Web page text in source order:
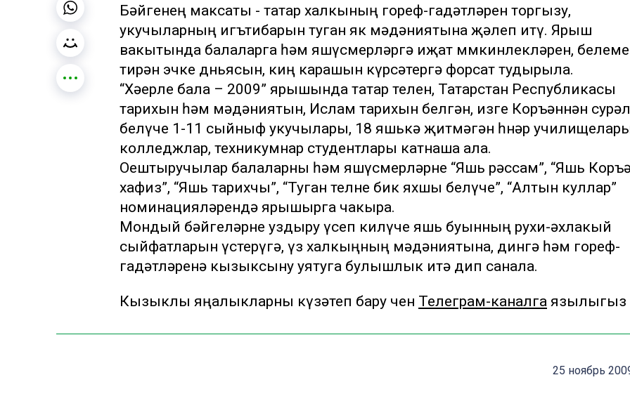
Бәйгенең максаты - татар халкының гореф-гадәтләрен торгызу,
укучыларның игътибарын туган як мәдәниятына җәлеп итү. Ярыш
вакытында балаларга һәм яшүсмерләргә иҗат мөмкинлекләрен,
тирән эчке дөньясын, киң карашын күрсәтергә форсат тудырыла.
“Хәерле бала – 2009” ярышында татар телен, Татарстан Республикасы
тарихын һәм мәдәниятын, Ислам тарихын белгән, изге Коръәннән
белүче 1-11 сыйныф укучылары, 18 яшькә җитмәгән һөнәр
колледжлар, техникумнар студентлары катнаша ала.
Оештыручылар балаларны һәм яшүсмерләрне “Яшь рәссам”, “Яшь
хафиз”, “Яшь тарихчы”, “Туган телне бик яхшы белүче”, “Алтын куллар”
номинацияләрендә ярышырга чакыра.
Мондый бәйгеләрне уздыру үсеп килүче яшь буынның рухи-әхлакый
сыйфатларын үстерүгә, үз халкыңның мәдәниятына, дингә һәм гореф-
гадәтләренә кызыксыну уятуга булышлык итә дип санала.
Кызыклы яңалыкларны күзәтеп бару өчен Телеграм-каналга язылыгыз
25 ноябрь